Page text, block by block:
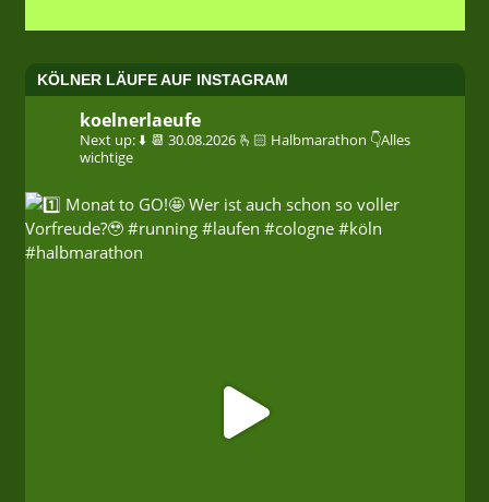
KÖLNER LÄUFE AUF INSTAGRAM
koelnerlaeufe
Next up: ⬇️ 📆 30.08.2026 🫰🏻 Halbmarathon 👇Alles
wichtige